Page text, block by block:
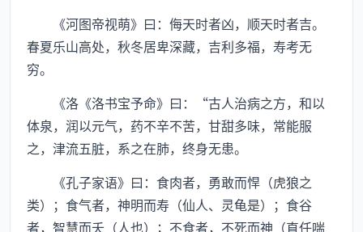
《河图帝视萌》曰：侮天时者凶，顺天时者吉。
春夏乐山高处，秋冬居卑深藏，吉利多福，寿考无
穷。
《洛《洛书宝予命》曰：“古人治病之方，和以
体泉，润以元气，药不辛不苦，甘甜多味，常能服
之，津流五脏，系之在肺，终身无患。
《孔子家语》曰：食肉者，勇敢而悍（虎狼之
类）；食气者，神明而寿（仙人、灵龟是）；食谷
者，智慧而夭（人也）；不食者，不死而神（直任喘